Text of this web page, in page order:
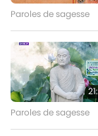
Paroles de sagesse
Paroles de sagesse